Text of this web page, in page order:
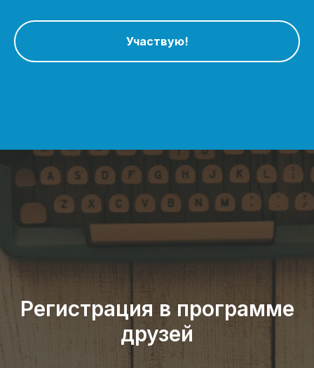
Участвую!
Регистрация в программе
друзей